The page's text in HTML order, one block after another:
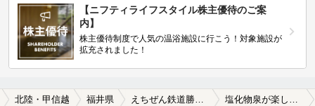
【ニフティライフスタイル株主優待のご案
内】
株主優待制度で人気の温浴施設に行こう！対象施設が
拡充されました！
北陸・甲信越 福井県 えちぜん鉄道勝山線 塩化物泉が楽しめるえちぜん鉄道勝山線周辺の温泉、日帰り温泉、スーパー銭湯を探す